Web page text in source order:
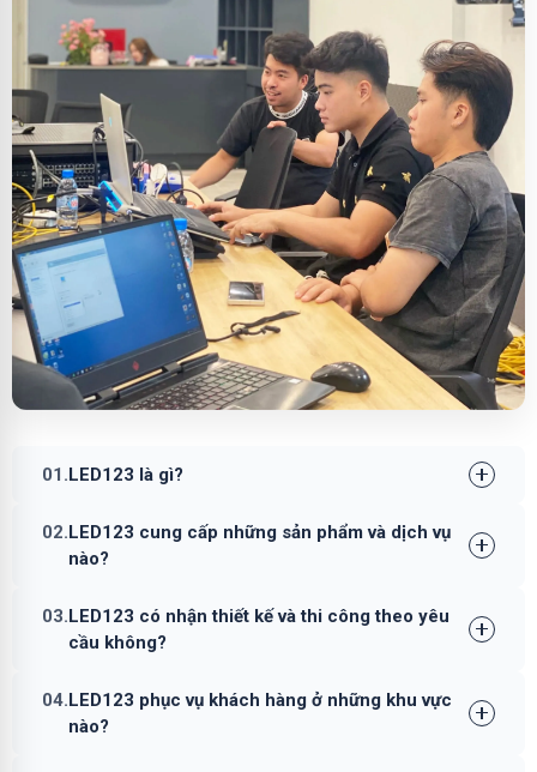
01.LED123 là gì?
02.LED123 cung cấp những sản phẩm và dịch vụ
nào?
03.LED123 có nhận thiết kế và thi công theo yêu
cầu không?
04.LED123 phục vụ khách hàng ở những khu vực
nào?